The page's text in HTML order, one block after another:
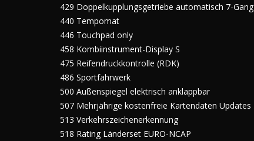
429 Doppelkupplungsgetriebe automatisch 7-Gang
440 Tempomat
446 Touchpad only
458 Kombiinstrument-Display S
475 Reifendruckkontrolle (RDK)
486 Sportfahrwerk
500 Außenspiegel elektrisch anklappbar
507 Mehrjährige kostenfreie Kartendaten Updates
513 Verkehrszeichenerkennung
518 Rating Länderset EURO-NCAP